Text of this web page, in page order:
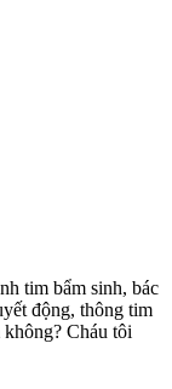
tim bẩm sinh, bác
động, thông tim
Cháu tôi